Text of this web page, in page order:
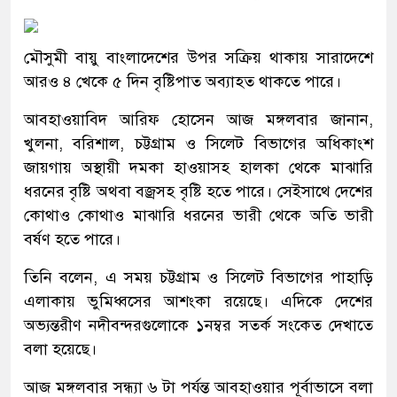
মৌসুমী বায়ু বাংলাদেশের উপর সক্রিয় থাকায় সারাদেশে
আরও ৪ খেকে ৫ দিন বৃষ্টিপাত অব্যাহত থাকতে পারে।
আবহাওয়াবিদ আরিফ হোসেন আজ মঙ্গলবার জানান,
খুলনা, বরিশাল, চট্টগ্রাম ও সিলেট বিভাগের অধিকাংশ
জায়গায় অস্থায়ী দমকা হাওয়াসহ হালকা থেকে মাঝারি
ধরনের বৃষ্টি অথবা বজ্রসহ বৃষ্টি হতে পারে। সেইসাথে দেশের
কোথাও কোথাও মাঝারি ধরনের ভারী থেকে অতি ভারী
বর্ষণ হতে পারে।
তিনি বলেন, এ সময় চট্টগ্রাম ও সিলেট বিভাগের পাহাড়ি
এলাকায় ভুমিধ্বসের আশংকা রয়েছে। এদিকে দেশের
অভ্যন্তরীণ নদীবন্দরগুলোকে ১নম্বর সতর্ক সংকেত দেখাতে
বলা হয়েছে।
আজ মঙ্গলবার সন্ধ্যা ৬ টা পর্যন্ত আবহাওয়ার পূর্বাভাসে বলা